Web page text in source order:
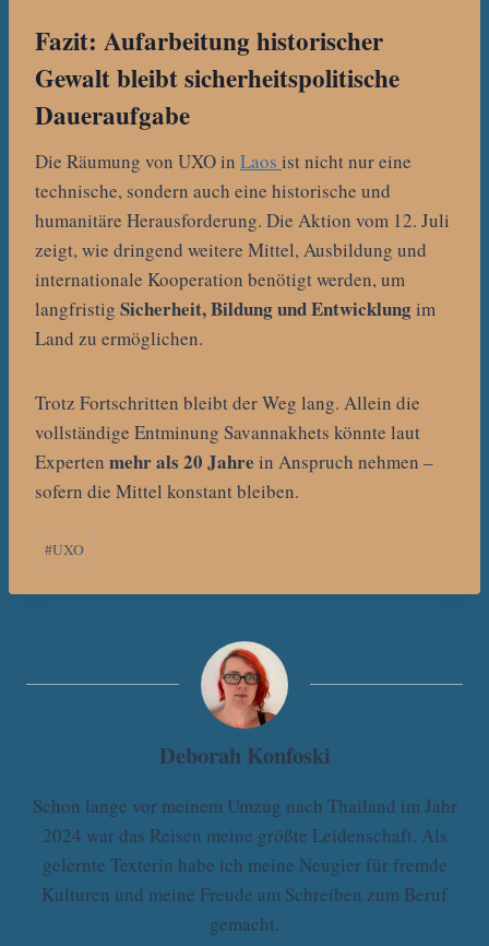
Fazit: Aufarbeitung historischer
Gewalt bleibt sicherheitspolitische
Daueraufgabe
Die Räumung von UXO in Laos ist nicht nur eine
technische, sondern auch eine historische und
humanitäre Herausforderung. Die Aktion vom 12. Juli
zeigt, wie dringend weitere Mittel, Ausbildung und
internationale Kooperation benötigt werden, um
langfristig Sicherheit, Bildung und Entwicklungim
Land zu ermöglichen.
Trotz Fortschritten bleibt der Weg lang. Allein die
vollständige Entminung Savannakhets könnte laut
Experten mehr als 20 Jahre in Anspruch nehmen –
sofern die Mittel konstant bleiben.
Schlagworte:
#UXO
Deborah Konfoski
Schon lange vor meinem Umzug nach Thailand im Jahr
2024 war das Reisen meine größte Leidenschaft. Als
gelernte Texterin habe ich meine Neugier für fremde
Kulturen und meine Freude am Schreiben zum Beruf
gemacht.